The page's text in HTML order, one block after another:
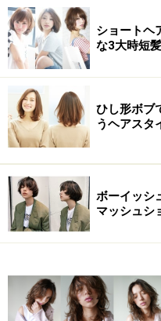
ショートヘ
な3大時短
ひし形ボブ
うヘアスタ
ボーイッシ
マッシュシ